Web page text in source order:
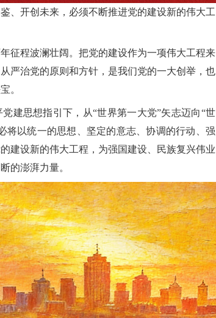
开创未来，必须不断推进党的建设新的伟大工
程波澜壮阔。把党的建设作为一项伟大工程来
严治党的原则和方针，是我们党的一大创举，也
。
思想指引下，从“世界第一大党”矢志迈向“世
将以统一的思想、坚定的意志、协调的行动、强
建设新的伟大工程，为强国建设、民族复兴伟业
的澎湃力量。